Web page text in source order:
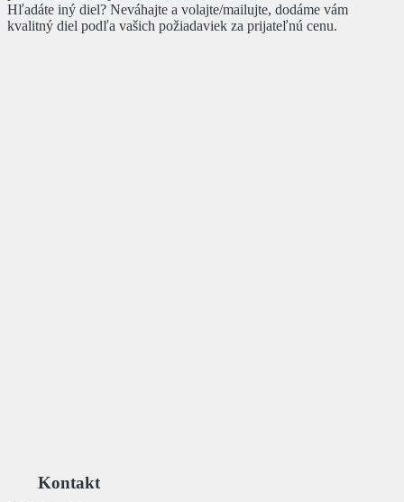
Hľadáte iný diel? Neváhajte a volajte/mailujte, dodáme vám
kvalitný diel podľa vašich požiadaviek za prijateľnú cenu.
Kontakt